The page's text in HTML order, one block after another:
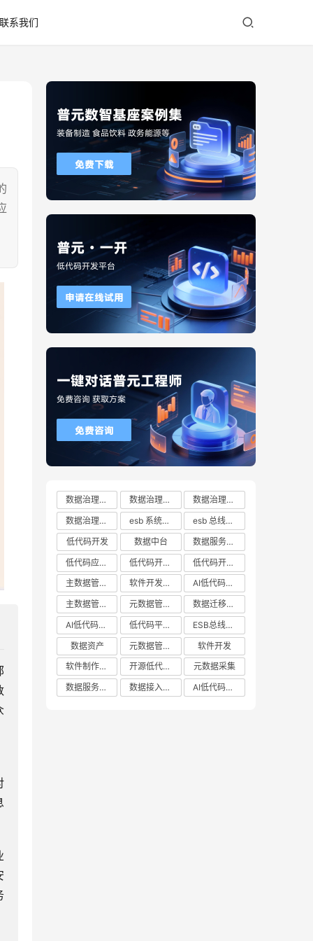
系我们
数据治理方案 数据治理方案哪家好
数据治理方案有哪些
数据治理方案推荐
esb 系统都有哪些
esb 总线十大厂商排行榜
低代码开发
数据中台
数据服务总线
低代码应用平台
低代码开发云平台
低代码开发平台
主数据管理系统
软件开发平台
AI低代码开发
主数据管理平台
元数据管理系统
数据迁移工具
AI低代码开发云平台
低代码平台哪家好
ESB总线技术
数据资产
元数据管理系统哪家好
软件开发
软件制作平台
开源低代码平台
元数据采集
数据服务平台
数据接入管理系统 AI低代码应用平台